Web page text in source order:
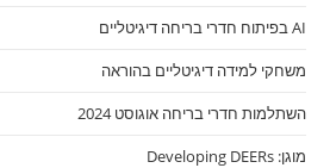
AI בפיתוח חדרי בריחה דיגיטליים
משחקי למידה דיגיטליים בהוראה
השתלמות חדרי בריחה אוגוסט 2024
מוגן: Developing DEERs